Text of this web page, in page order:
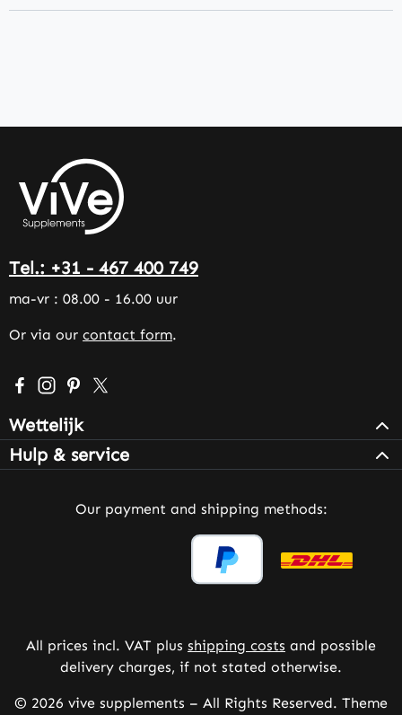
Tel.: +31 - 467 400 749
ma-vr : 08.00 - 16.00 uur
Or via our contact form.
Visit us on Facebook – opens in a new browser tab
Check us out on Instagram – opens in a new
Get inspired on Pinterest – opens in a new
Follow us on X – opens in a new browser
Wettelijk
Hulp & service
Our payment and shipping methods:
All prices incl. VAT plus shipping costs and possible
delivery charges, if not stated otherwise.
© 2026 vive supplements – All Rights Reserved. Theme